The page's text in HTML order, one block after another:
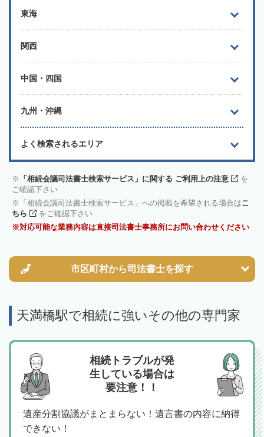
東海
関西
中国・四国
九州・沖縄
よく検索されるエリア
「相続会議司法書士検索サービス」に関する ご利用上の注意
を
ご確認下さい
「相続会議司法書士検索サービス」への掲載を希望される場合はこ
ちら
をご確認下さい
対応可能な業務内容は直接司法書士事務所にお問い合わせください
市区町村から司法書士を探す
天満橋駅で相続に強いその他の専門家
相続トラブルが発
生している場合は
要注意！！
遺産分割協議がまとまらない！遺言書の内容に納得
できない！